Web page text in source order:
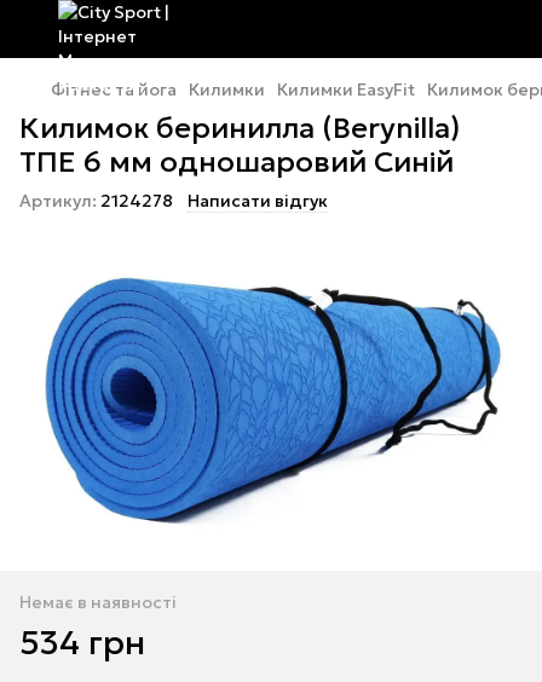
Фітнес та йога Килимки Килимки EasyFit Килимок
Килимок беринилла (Berynilla)
ТПЕ 6 мм одношаровий Синій
Артикул: 2124278 Написати відгук
Немає в наявності
534 грн